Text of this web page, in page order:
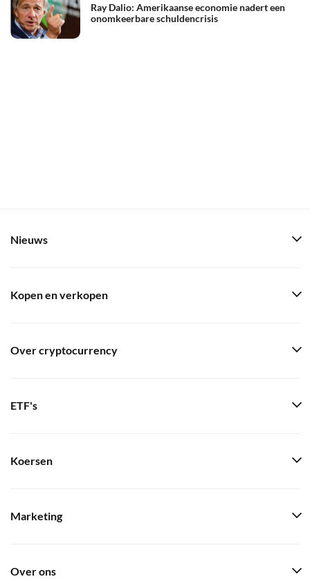
Ray Dalio: Amerikaanse economie nadert een
onomkeerbare schuldencrisis
Nieuws
Kopen en verkopen
Over cryptocurrency
ETF's
Koersen
Marketing
Over ons